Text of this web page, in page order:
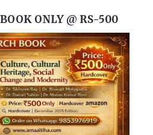
ONLY @ RS-500